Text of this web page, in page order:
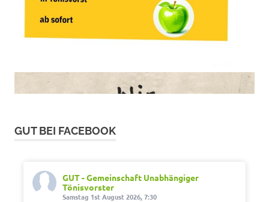
GUT BEI FACEBOOK
GUT - Gemeinschaft Unabhängiger
Tönisvorster
Samstag 1st August 2026, 7:30